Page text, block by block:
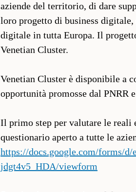
aziende del territorio, di dare
loro progetto di business
digitale in tutta Europa. Il
Venetian Cluster.
Venetian Cluster è disponibile a
opportunità promosse dal PNRR
Il primo step per valutare le reali
questionario aperto a tutte le
https://docs.google.com/forms/
jdgt4v5_HDA/viewform